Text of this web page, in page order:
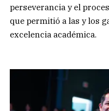
perseverancia y el
que permitió a las y los
excelencia académica.